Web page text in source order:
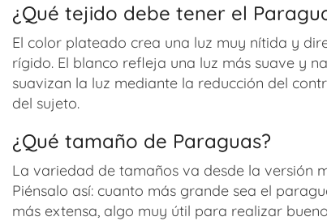
¿Qué tejido debe tener el
El color plateado crea una luz muy nítida y
rígido. El blanco refleja una luz más suave y
suavizan la luz mediante la reducción del
del sujeto.
¿Qué tamaño de Paraguas?
La variedad de tamaños va desde la versión
Piénsalo así: cuanto más grande sea el
más extensa, algo muy útil para realizar